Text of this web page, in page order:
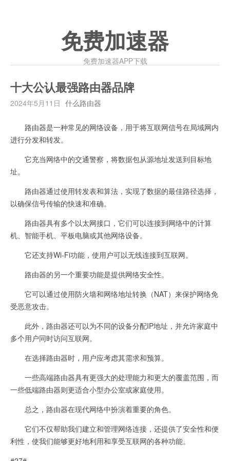
免费加速器
免费加速器APP下载
十大公认最强路由器品牌
2024年5月11日 什么路由器
路由器是一种常见的网络设备，用于将互联网信号在局域网内
进行分发和转发。
它充当网络中的交通警察，将数据包从源地址发送到目标地
址。
路由器通过使用转发表和算法，实现了数据的最佳路径选择，
以确保信号传输的快速和准确。
路由器具有多个以太网接口，它们可以连接到网络中的计算
机、智能手机、平板电脑或其他网络设备。
它还支持Wi-Fi功能，使用户可以无线连接到互联网。
路由器的另一个重要功能是提供网络安全性。
它可以通过使用防火墙和网络地址转换（NAT）来保护网络免
受恶意攻击。
此外，路由器还可以为不同的设备分配IP地址，并允许家庭中
多个用户同时访问互联网。
在选择路由器时，用户应考虑其需求和预算。
一些高端路由器具有更强大的处理能力和更大的覆盖范围，而
一些低端路由器则更适合小型办公室或家庭使用。
总之，路由器在现代网络中扮演着重要的角色。
它们不仅帮助我们建立和管理网络连接，还提供了安全性和便
利性，使我们能够更好地利用和享受互联网的各种功能。